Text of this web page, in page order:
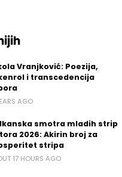
Vranjković: Poezija,
i transcedencija
AGO
smotra mladih strip
2026: Akirin broj za
stripa
17 HOURS AGO